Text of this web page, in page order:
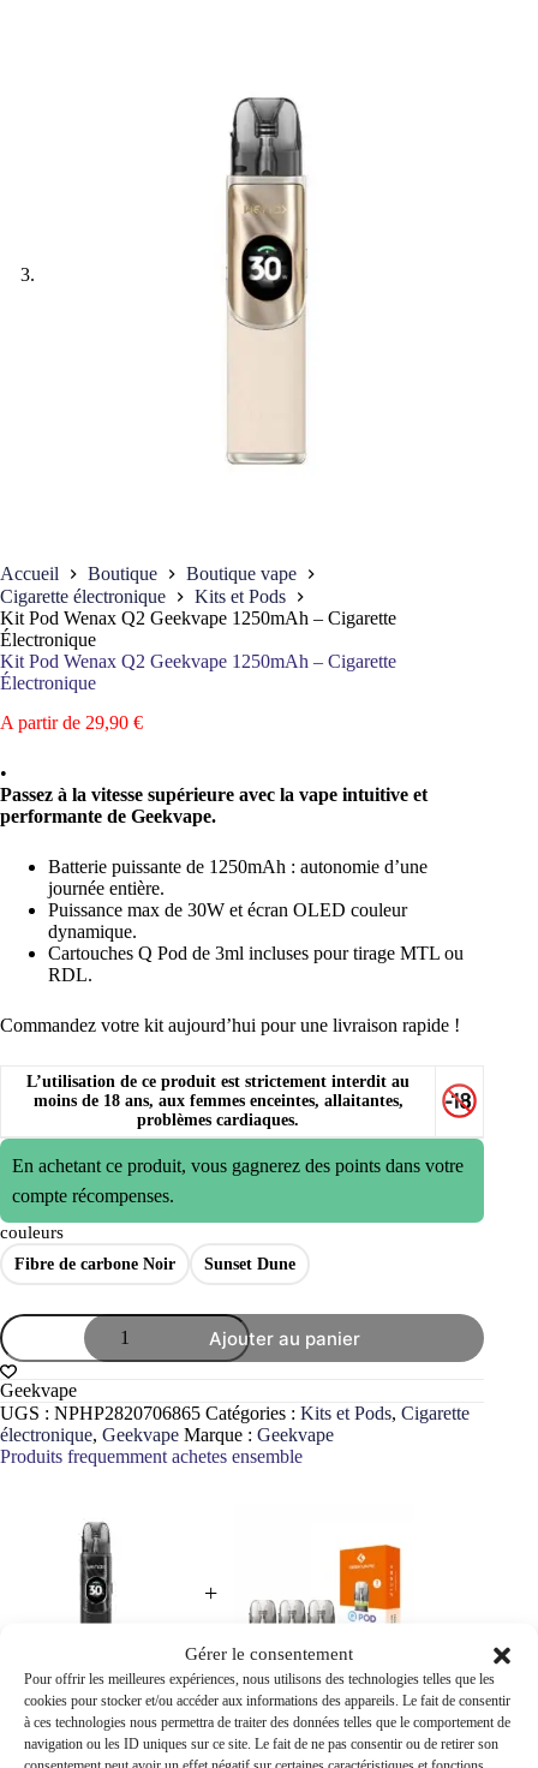
Gérer le consentement
Pour offrir les meilleures expériences, nous utilisons des technologies telles que les
cookies pour stocker et/ou accéder aux informations des appareils. Le fait de consentir
à ces technologies nous permettra de traiter des données telles que le comportement de
navigation ou les ID uniques sur ce site. Le fait de ne pas consentir ou de retirer son
Accueil Boutique
Boutique vape
Cigarette électronique
Kits et Pods
Kit Pod Wenax Q2 Geekvape 1250mAh – Cigarette
Électronique
Kit Pod Wenax Q2 Geekvape 1250mAh – Cigarette
Électronique
A partir de 29,90 €
•
Passez à la vitesse supérieure avec la vape intuitive et
performante de Geekvape.
Batterie puissante de 1250mAh : autonomie d’une
journée entière.
Puissance max de 30W et écran OLED couleur
dynamique.
Cartouches Q Pod de 3ml incluses pour tirage MTL ou
RDL.
Commandez votre kit aujourd’hui pour une livraison rapide !
L’utilisation de ce produit est strictement interdit au
moins de 18 ans, aux femmes enceintes, allaitantes,
problèmes cardiaques.
En achetant ce produit, vous gagnerez des points dans votre
compte récompenses.
couleurs
Fibre de carbone Noir Sunset Dune
quantité
de
Kit
Pod
Wenax
Q2
Geekvape
1250mAh
Électronique
Ajouter au panier
Geekvape
UGS : NPHP2820706865 Catégories : Kits et Pods, Cigarette
électronique, Geekvape Marque : Geekvape
Produits frequemment achetes ensemble
+
Prix pour les deux: 39,80€
Ajouter les deux au panier